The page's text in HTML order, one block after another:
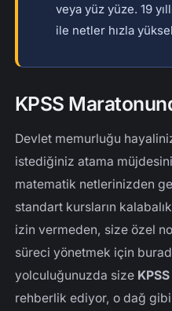
KPSS Ön Lisans
KPSS Ortaöğretim
Yetişkin Adaylar İçin
Problemler, Zaman
KPSS Matematik
19 Yıllık Tecrübe ve
Yaşamak
veya yüz yüze. 19
ile netler hızla
KPSS
Devlet memurluğu
istediğiniz atama
matematik netlerinizden
standart kursların
izin vermeden, size özel
süreci yönetmek için
yolculuğunuzda size
rehberlik ediyor, o dağ gibi